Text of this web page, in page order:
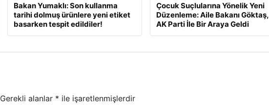
Bakan Yumaklı: Son kullanma
tarihi dolmuş ürünlere yeni etiket
basarken tespit edildiler!
Çocuk Suçlularına Yönelik Yeni
Düzenleme: Aile Bakanı Göktaş,
AK Parti İle Bir Araya Geldi
Gerekli alanlar * ile işaretlenmişlerdir